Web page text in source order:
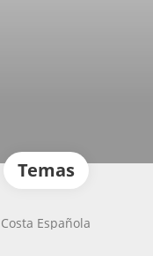
Temas
Costa Española